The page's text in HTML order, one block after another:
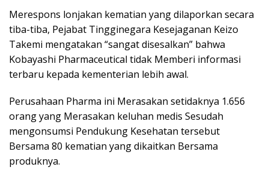
Merespons lonjakan kematian yang dilaporkan secara
tiba-tiba, Pejabat Tingginegara Kesejaganan Keizo
Takemi mengatakan “sangat disesalkan” bahwa
Kobayashi Pharmaceutical tidak Memberi informasi
terbaru kepada kementerian lebih awal.
Perusahaan Pharma ini Merasakan setidaknya 1.656
orang yang Merasakan keluhan medis Sesudah
mengonsumsi Pendukung Kesehatan tersebut
Bersama 80 kematian yang dikaitkan Bersama
produknya.